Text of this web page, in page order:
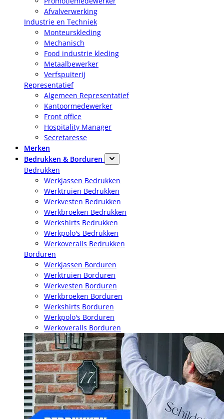
Afvalverwerking
Industrie en Techniek
Monteurskleding
Mechanisch
Food industrie kleding
Metaalbewerker
Verfspuiterij
Representatief
Algemeen Representatief
Kantoormedewerker
Front office
Hospitality Manager
Secretaresse
Merken
Bedrukken & Borduren
Bedrukken
Werkjassen Bedrukken
Werktruien Bedrukken
Werkvesten Bedrukken
Werkbroeken Bedrukken
Werkshirts Bedrukken
Werkpolo's Bedrukken
Werkoveralls Bedrukken
Borduren
Werkjassen Borduren
Werktruien Borduren
Werkvesten Borduren
Werkbroeken Borduren
Werkshirts Borduren
Werkpolo's Borduren
Werkoveralls Borduren